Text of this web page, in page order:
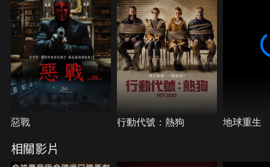
惡戰 行動代號：熱狗 地球重生
相關影片